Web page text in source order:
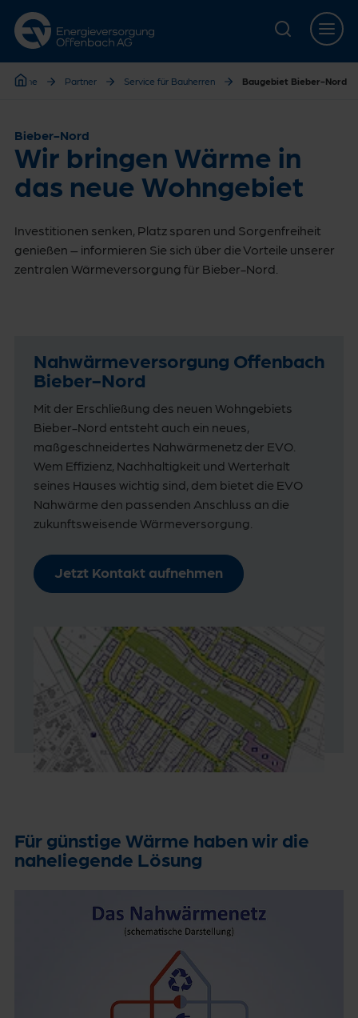
Zur Hauptnavigation springen
Zur Servicelasche springen
Zum Hauptinhalt springen
Zur Footernavigation springen
Home Partner Service für Bauherren Baugebiet Bieber-Nord
Bieber-Nord
Wir bringen Wärme in
das neue Wohngebiet
Investitionen senken, Platz sparen und Sorgenfreiheit
genießen – informieren Sie sich über die Vorteile unserer
zentralen Wärmeversorgung für Bieber-Nord.
Nahwärmeversorgung Offenbach
Bieber-Nord
Mit der Erschließung des neuen Wohngebiets
Bieber-Nord entsteht auch ein neues,
maßgeschneidertes Nahwärmenetz der EVO.
Wem Effizienz, Nachhaltigkeit und Werterhalt
seines Hauses wichtig sind, dem bietet die EVO
Nahwärme den passenden Anschluss an die
zukunftsweisende Wärmeversorgung.
Jetzt Kontakt aufnehmen
Für günstige Wärme haben wir die
naheliegende Lösung